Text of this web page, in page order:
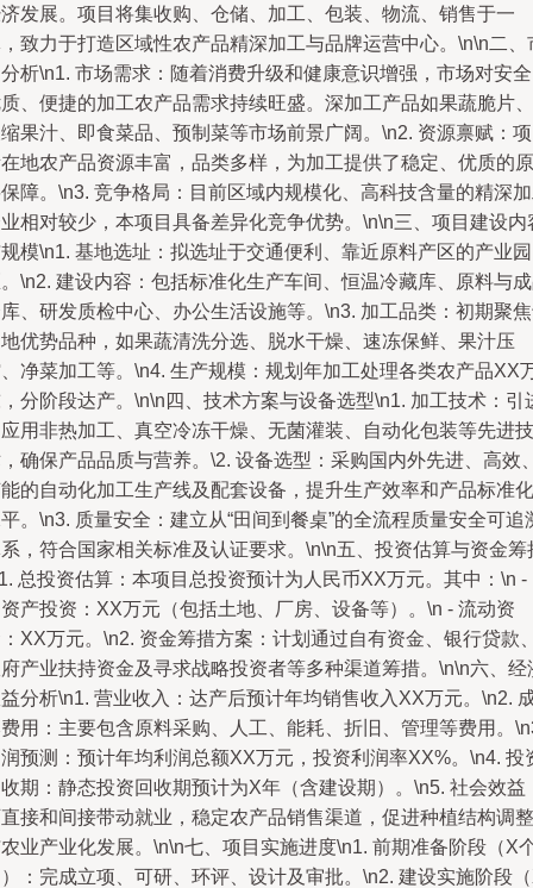
发展。项目将集收购、仓储、加工、包装、物流、销售于一
致力于打造区域性农产品精深加工与品牌运营中心。\n\n二、
析\n1. 市场需求：随着消费升级和健康意识增强，市场对安
、便捷的加工农产品需求持续旺盛。深加工产品如果蔬脆片、
果汁、即食菜品、预制菜等市场前景广阔。\n2. 资源禀赋：
地农产品资源丰富，品类多样，为加工提供了稳定、优质的原
障。\n3. 竞争格局：目前区域内规模化、高科技含量的精深
相对较少，本项目具备差异化竞争优势。\n\n三、项目建设内
模\n1. 基地选址：拟选址于交通便利、靠近原料产区的产业园
\n2. 建设内容：包括标准化生产车间、恒温冷藏库、原料与
、研发质检中心、办公生活设施等。\n3. 加工品类：初期聚
优势品种，如果蔬清洗分选、脱水干燥、速冻保鲜、果汁压
净菜加工等。\n4. 生产规模：规划年加工处理各类农产品XX
分阶段达产。\n\n四、技术方案与设备选型\n1. 加工技术：引
用非热加工、真空冷冻干燥、无菌灌装、自动化包装等先进技
确保产品品质与营养。\2. 设备选型：采购国内外先进、高效
的自动化加工生产线及配套设备，提升生产效率和产品标准化
。\n3. 质量安全：建立从“田间到餐桌”的全流程质量安全可追
，符合国家相关标准及认证要求。\n\n五、投资估算与资金筹
总投资估算：本项目总投资预计为人民币XX万元。其中：\n -
产投资：XX万元（包括土地、厂房、设备等）。\n - 流动资
XX万元。\n2. 资金筹措方案：计划通过自有资金、银行贷款
产业扶持资金及寻求战略投资者等多种渠道筹措。\n\n六、经
分析\n1. 营业收入：达产后预计年均销售收入XX万元。\n2.
用：主要包含原料采购、人工、能耗、折旧、管理等费用。
预测：预计年均利润总额XX万元，投资利润率XX%。\n4. 投
期：静态投资回收期预计为X年（含建设期）。\n5. 社会效益
接和间接带动就业，稳定农产品销售渠道，促进种植结构调整
业产业化发展。\n\n七、项目实施进度\n1. 前期准备阶段（X
：完成立项、可研、环评、设计及审批。\n2. 建设实施阶段